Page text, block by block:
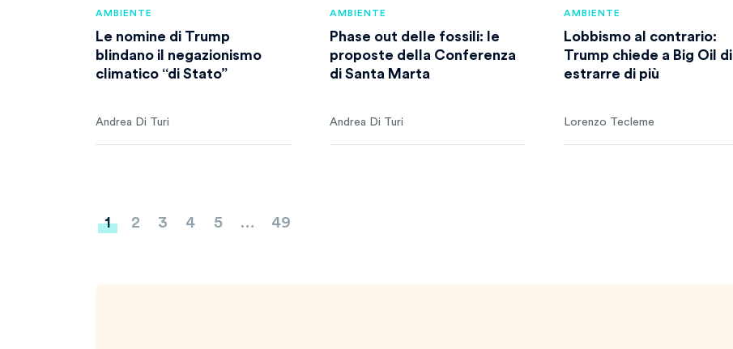
AMBIENTE
Le nomine di Trump
blindano il negazionismo
climatico “di Stato”
Andrea Di Turi
AMBIENTE
Phase out delle fossili: le
proposte della Conferenza
di Santa Marta
Andrea Di Turi
AMBIENTE
Lobbismo al contrario:
Trump chiede a Big Oil di
estrarre di più
Lorenzo Tecleme
Paginazione
1 2 3 4 5 … 49